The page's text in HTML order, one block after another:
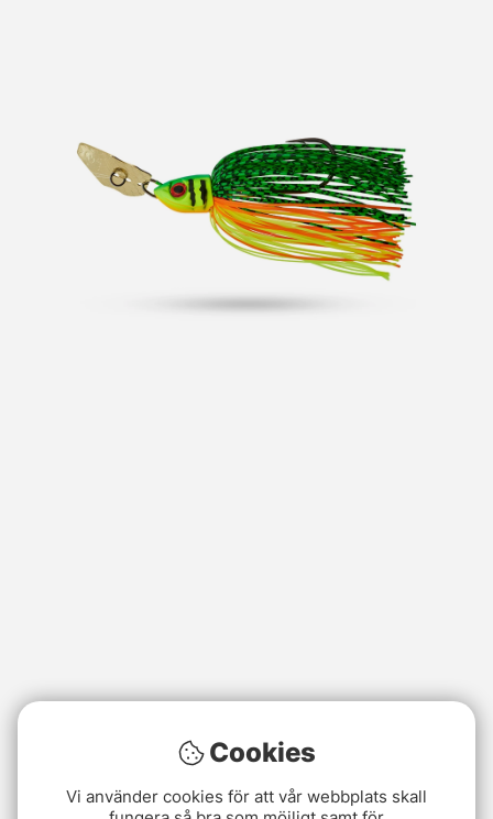
Cookies
Vi använder cookies för att vår webbplats skall